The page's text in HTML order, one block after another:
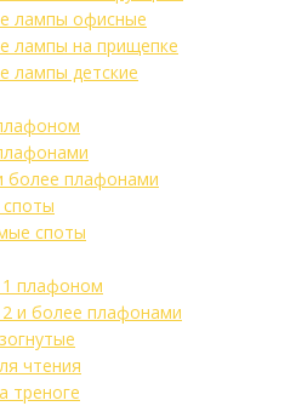
лампы офисные
лампы на прищепке
лампы детские
более плафонами
споты
плафоном
и более плафонами
чтения
треноге